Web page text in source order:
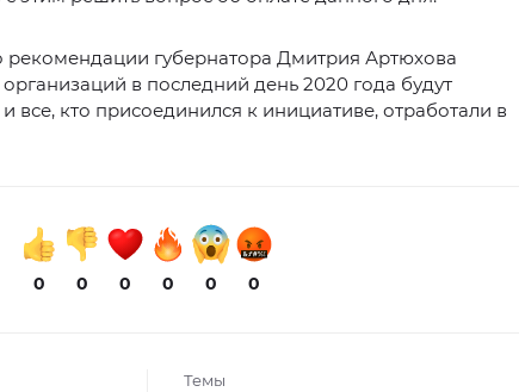
рекомендации губернатора Дмитрия Артюхова
в последний день 2020 года будут
все, кто присоединился к инициативе, отработали в
0 0 0 0 0 0
Темы